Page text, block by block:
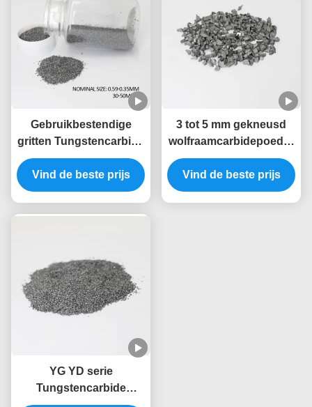
Gebruikbestendige
gritten Tungstencarbide
deeltjes
Vind de beste prijs
3 tot 5 mm gekneusd
wolfraamcarbidepoeder
voor samengestelde
staven
Vind de beste prijs
YG YD serie
Tungstencarbide
legering deeltje met een